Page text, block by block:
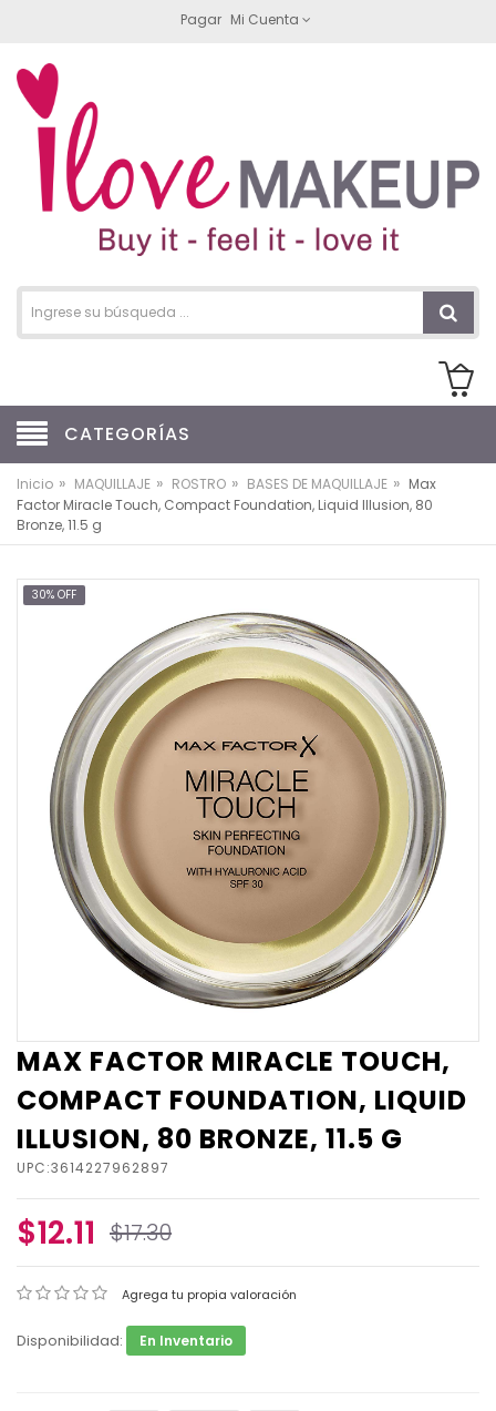
Pagar Mi Cuenta
CATEGORÍAS
Inicio » MAQUILLAJE » ROSTRO » BASES DE MAQUILLAJE » Max
Factor Miracle Touch, Compact Foundation, Liquid Illusion, 80
Bronze, 11.5 g
30% OFF
MAX FACTOR MIRACLE TOUCH,
COMPACT FOUNDATION, LIQUID
ILLUSION, 80 BRONZE, 11.5 G
UPC:3614227962897
$12.11 $17.30
Agrega tu propia valoración
Disponibilidad: En Inventario